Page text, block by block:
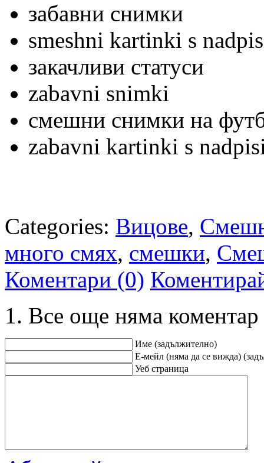
забавни снимки
smeshni kartinki s
закачливи статуси
zabavni snimki
смешни снимки на
zabavni kartinki s
Categories: Вицове,
много смях, смешки,
Коментари (0)
Все още няма коментар
Име (задължително)
Е-мейл (няма да се вижда)
Уеб страница